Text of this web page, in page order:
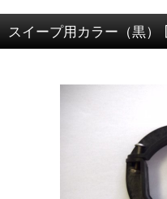
スイープ用カラー（黒）